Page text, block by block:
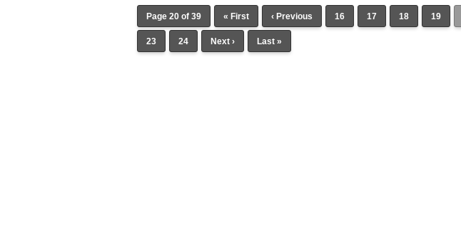
Page 20 of 39 « First ‹ Previous 16 17 18 19
23 24 Next › Last »